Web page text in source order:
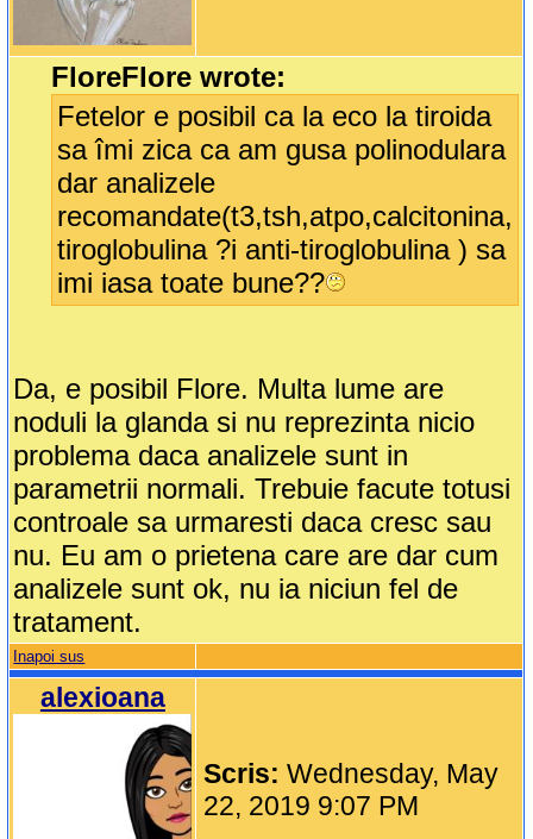
FloreFlore wrote:
Fetelor e posibil ca la eco la tiroida
sa îmi zica ca am gusa polinodulara
dar analizele
recomandate(t3,tsh,atpo,calcitonina,
tiroglobulina ?i anti-tiroglobulina ) sa
imi iasa toate bune??
Da, e posibil Flore. Multa lume are
noduli la glanda si nu reprezinta nicio
problema daca analizele sunt in
parametrii normali. Trebuie facute totusi
controale sa urmaresti daca cresc sau
nu. Eu am o prietena care are dar cum
analizele sunt ok, nu ia niciun fel de
tratament.
Inapoi sus
alexioana
Scris:Wednesday, May
22, 2019 9:07 PM